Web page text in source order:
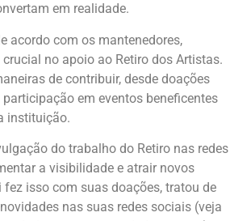
em realidade.
acordo com os mantenedores,
no apoio ao Retiro dos Artistas.
de contribuir, desde doações
em eventos beneficentes
instituição.
do trabalho do Retiro nas redes
a visibilidade e atrair novos
fez isso com suas doações, tratou de
nas suas redes sociais (veja